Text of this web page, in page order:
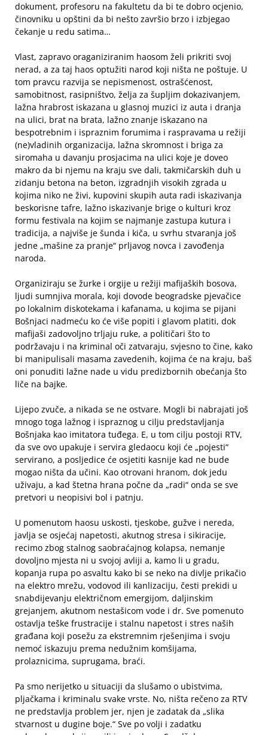
dokument, profesoru na fakultetu da bi te dobro ocjenio,
činovniku u opštini da bi nešto završio brzo i izbjegao
čekanje u redu satima…
Vlast, zapravo oraganiziranim haosom želi prikriti svoj
nerad, a za taj haos optužiti narod koji ništa ne poštuje. U
tom pravcu razvija se nepismenost, ostrašćenost,
samobitnost, rasipništvo, želja za šupljim dokazivanjem,
lažna hrabrost iskazana u glasnoj muzici iz auta i dranja
na ulici, brat na brata, lažno znanje iskazano na
bespotrebnim i ispraznim forumima i raspravama u režiji
(ne)vladinih organizacija, lažna skromnost i briga za
siromaha u davanju prosjacima na ulici koje je doveo
makro da bi njemu na kraju sve dali, takmičarskih duh u
zidanju betona na beton, izgradnjih visokih zgrada u
kojima niko ne živi, kupovini skupih auta radi iskazivanja
beskorisne tafre, lažno iskazivanje brige o kulturi kroz
formu festivala na kojim se najmanje zastupa kutura i
tradicija, a najviše je šunda i kiča, u svrhu stvaranja još
jedne „mašine za pranje“ prljavog novca i zavođenja
naroda.
Organiziraju se žurke i orgije u režiji mafijaških bosova,
ljudi sumnjiva morala, koji dovode beogradske pjevačice
po lokalnim diskotekama i kafanama, u kojima se pijani
Bošnjaci nadmeću ko će više popiti i glavom platiti, dok
mafijaši zadovoljno trljaju ruke, a političari što to
podržavaju i na kriminal oči zatvaraju, svjesno to čine, kako
bi manipulisali masama zavedenih, kojima će na kraju, baš
oni ponuditi lažne nade u vidu predizbornih obećanja što
liče na bajke.
Lijepo zvuče, a nikada se ne ostvare. Mogli bi nabrajati još
mnogo toga lažnog i ispraznog u cilju predstavljanja
Bošnjaka kao imitatora tuđega. E, u tom cilju postoji RTV,
da sve ovo upakuje i servira gledaocu koji će „pojesti“
servirano, a posljedice će osjetiti kasnije kad ne bude
mogao ništa da učini. Kao otrovani hranom, dok jedu
uživaju, a kad štetna hrana počne da „radi“ onda se sve
pretvori u neopisivi bol i patnju.
U pomenutom haosu uskosti, tjeskobe, gužve i nereda,
javlja se osjećaj napetosti, akutnog stresa i sikiracije,
recimo zbog stalnog saobraćajnog kolapsa, nemanje
dovoljno mjesta ni u svojoj avliji a, kamo li u gradu,
kopanja rupa po asvaltu kako bi se neko na divlje prikačio
na elektro mrežu, vodovod ili kanlizaciju, česti prekidi u
snabdijevanju električnom emergijom, daljinskim
grejanjem, akutnom nestašicom vode i dr. Sve pomenuto
ostavlja teške frustracije i stalnu napetost i stres naših
građana koji posežu za ekstremnim rješenjima i svoju
nemoć iskazuju prema nedužnim komšijama,
prolaznicima, suprugama, braći.
Pa smo nerijetko u situaciji da slušamo o ubistvima,
pljačkama i kriminalu svake vrste. No, ništa rečeno za RTV
ne predstavlja problem jer, njen je zadatak da „slika
stvarnost u dugine boje.“ Sve po volji i zadatku